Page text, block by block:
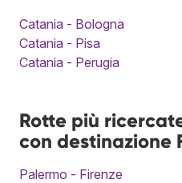
Catania - Bologna
Catania - Pisa
Catania - Perugia
Rotte più
con destinazione
Palermo - Firenze